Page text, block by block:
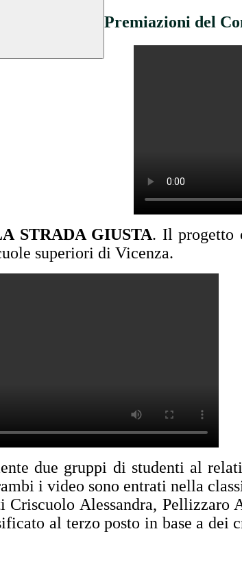
Premiazioni del
STRADA GIUSTA. Il progetto
superiori di Vicenza.
due gruppi di studenti al
i video sono entrati nella
Alessandra, Pellizzaro
al terzo posto in base a dei